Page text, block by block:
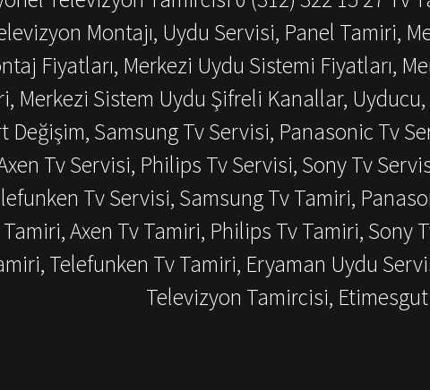
Montajı, Uydu Servisi, Panel Tamiri,
Fiyatları, Merkezi Uydu Sistemi Fiyatları,
Merkezi Sistem Uydu Şifreli Kanallar,
Değişim, Samsung Tv Servisi, Panasonic Tv
Tv Servisi, Philips Tv Servisi, Sony Tv
Tv Servisi, Samsung Tv Tamiri,
Axen Tv Tamiri, Philips Tv Tamiri, Sony
Telefunken Tv Tamiri, Eryaman Uydu
Televizyon Tamircisi,